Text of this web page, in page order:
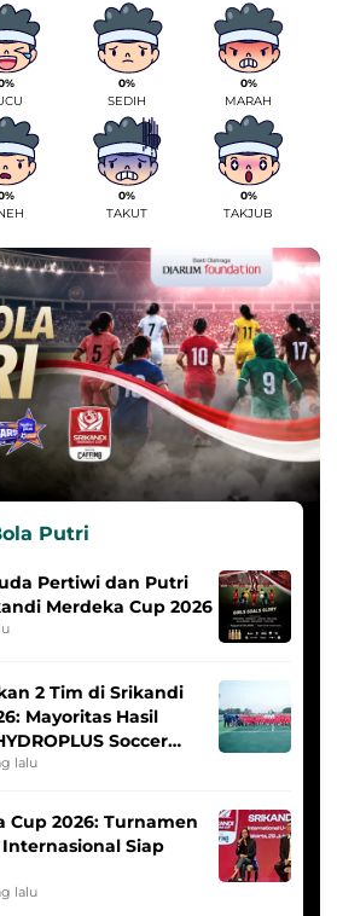
0%
SEDIH
0%
MARAH
0%
TAKUT
0%
TAKJUB
Putri
Pertiwi dan Putri
Merdeka Cup 2026
2 Tim di Srikandi
Mayoritas Hasil
Soccer
lalu
Cup 2026: Turnamen
Siap
lalu